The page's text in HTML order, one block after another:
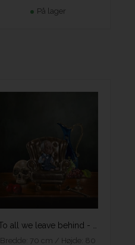
På lager
Bredde: 70 cm / Højde: 80